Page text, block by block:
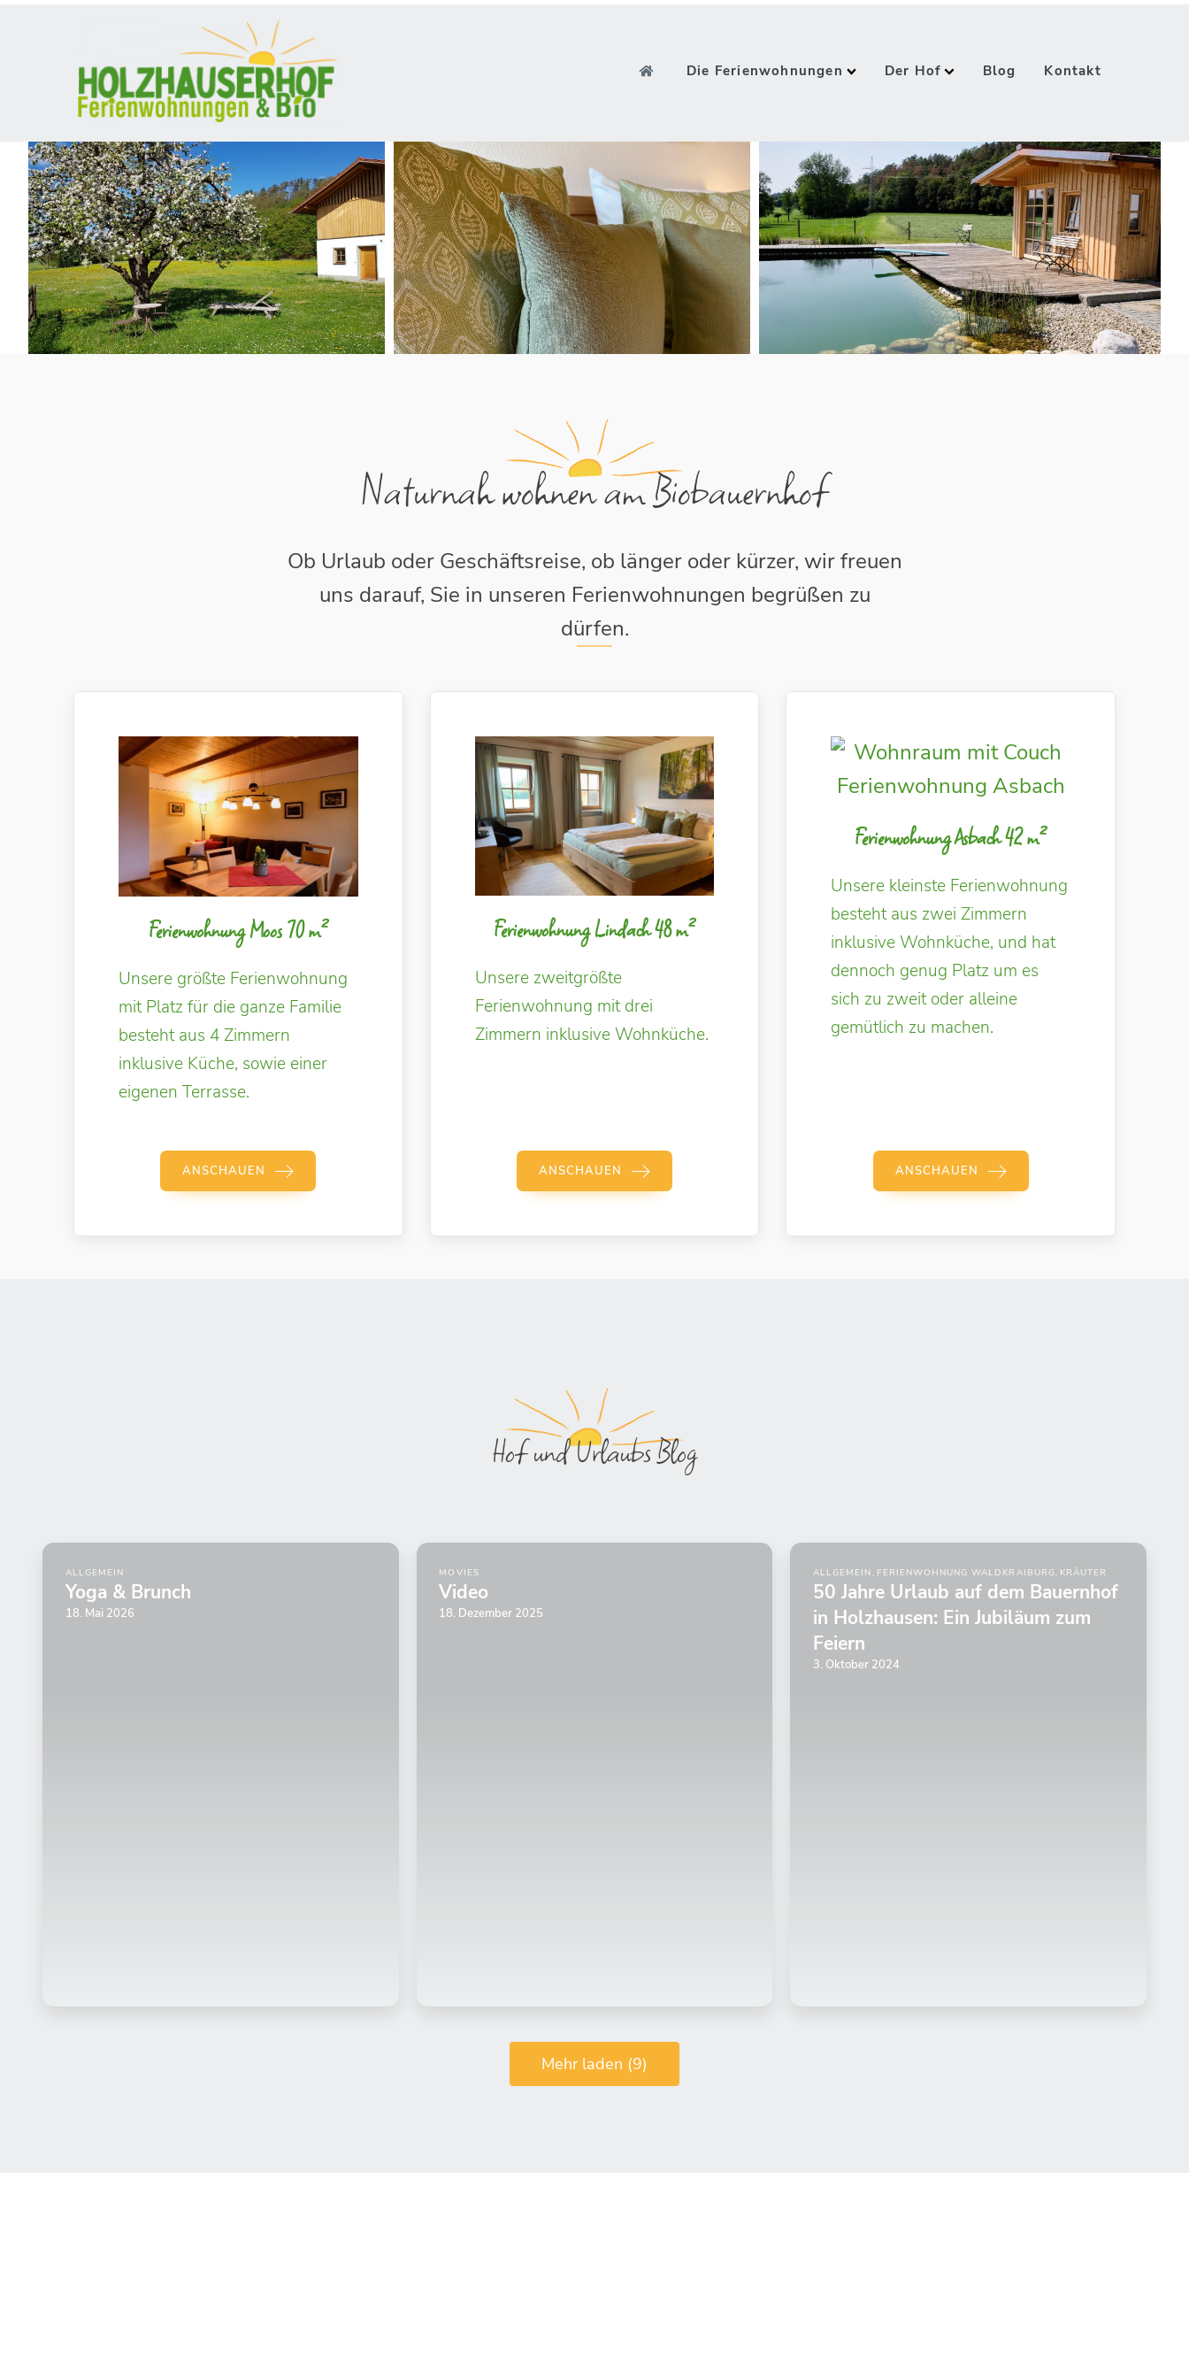
Die Ferienwohnungen Der Hof Blog Kontakt
Naturnah wohnen am Biobauernhof
Ob Urlaub oder Geschäftsreise, ob länger oder kürzer, wir freuen
uns darauf, Sie in unseren Ferienwohnungen begrüßen zu
dürfen.
Ferienwohnung Moos 70 m²
Unsere größte Ferienwohnung
mit Platz für die ganze Familie
besteht aus 4 Zimmern
inklusive Küche, sowie einer
eigenen Terrasse.
ANSCHAUEN
Ferienwohnung Lindach 48 m²
Unsere zweitgrößte
Ferienwohnung mit drei
Zimmern inklusive Wohnküche.
ANSCHAUEN
Ferienwohnung Asbach 42 m²
Unsere kleinste Ferienwohnung
besteht aus zwei Zimmern
inklusive Wohnküche, und hat
dennoch genug Platz um es
sich zu zweit oder alleine
gemütlich zu machen.
ANSCHAUEN
Hof und Urlaubs Blog
ALLGEMEIN
Yoga & Brunch
18. Mai 2026
MOVIES
Video
18. Dezember 2025
ALLGEMEIN , FERIENWOHNUNG WALDKRAIBURG, KRÄUTER
50 Jahre Urlaub auf dem Bauernhof
in Holzhausen: Ein Jubiläum zum
Feiern
3. Oktober 2024
Mehr laden (9)